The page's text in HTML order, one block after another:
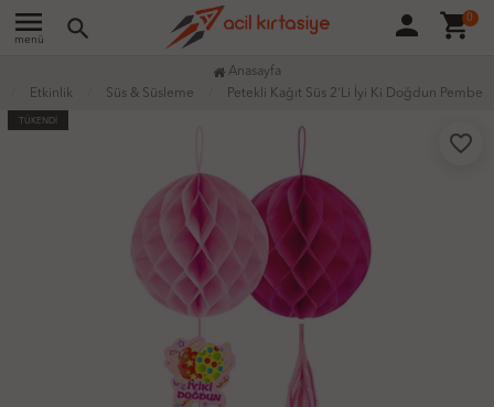
menu
menü search person shopping_cart
0
Anasayfa
Etkinlik
Süs & Süsleme Petekli Kağıt Süs 2'Li İyi Ki Doğdun Pembe
TÜKENDİ
favorite_border